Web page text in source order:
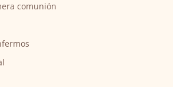
comunión